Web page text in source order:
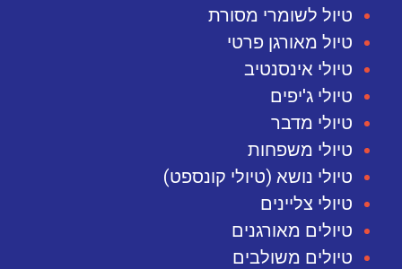
טיול לשומרי מסורת
טיול מאורגן פרטי
טיולי אינסנטיב
טיולי ג'יפים
טיולי מדבר
טיולי משפחות
טיולי נושא (טיולי קונספט)
טיולי צליינים
טיולים מאורגנים
טיולים משולבים